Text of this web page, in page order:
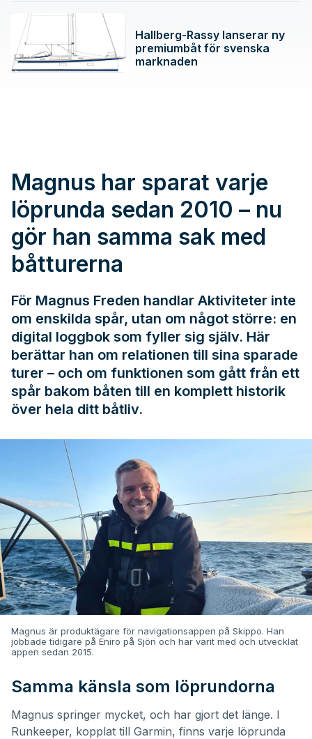
Hallberg-Rassy lanserar ny
premiumbåt för svenska
marknaden
Magnus har sparat varje
löprunda sedan 2010 – nu
gör han samma sak med
båtturerna
För Magnus Freden handlar Aktiviteter inte
om enskilda spår, utan om något större: en
digital loggbok som fyller sig själv. Här
berättar han om relationen till sina sparade
turer – och om funktionen som gått från ett
spår bakom båten till en komplett historik
över hela ditt båtliv.
Magnus är produktägare för navigationsappen på Skippo. Han
jobbade tidigare på Eniro på Sjön och har varit med och utvecklat
appen sedan 2015.
Samma känsla som löprundorna
Magnus springer mycket, och har gjort det länge. I
Runkeeper, kopplat till Garmin, finns varje löprunda